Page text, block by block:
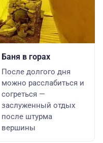
Баня в горах
После долгого дня
можно расслабиться и
согреться —
заслуженный отдых
после штурма
вершины